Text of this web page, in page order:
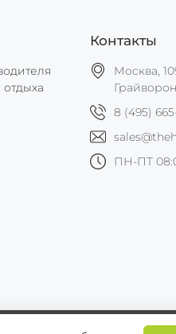
Контакты
Москва,
8 (495)
ПН-ПТ